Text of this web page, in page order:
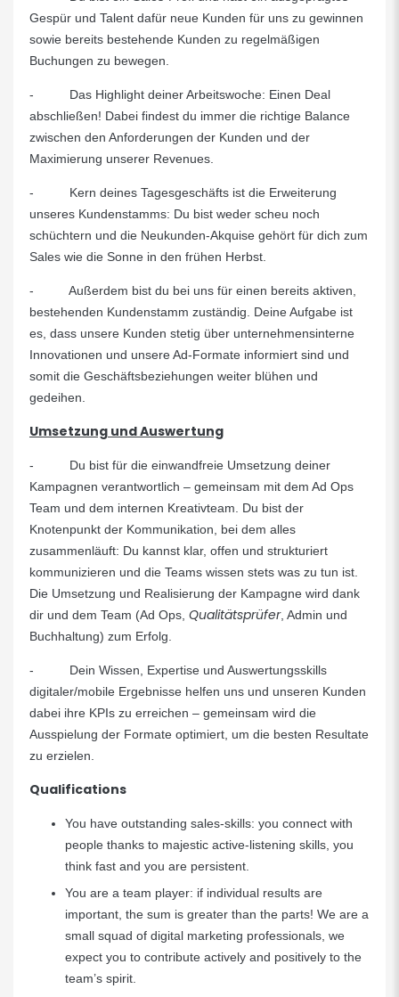
Gespür und Talent dafür neue Kunden für uns zu gewinnen
sowie bereits bestehende Kunden zu regelmäßigen
Buchungen zu bewegen.
- Das Highlight deiner Arbeitswoche: Einen Deal
abschließen! Dabei findest du immer die richtige Balance
zwischen den Anforderungen der Kunden und der
Maximierung unserer Revenues.
- Kern deines Tagesgeschäfts ist die Erweiterung
unseres Kundenstamms: Du bist weder scheu noch
schüchtern und die Neukunden-Akquise gehört für dich zum
Sales wie die Sonne in den frühen Herbst.
- Außerdem bist du bei uns für einen bereits aktiven,
bestehenden Kundenstamm zuständig. Deine Aufgabe ist
es, dass unsere Kunden stetig über unternehmensinterne
Innovationen und unsere Ad-Formate informiert sind und
somit die Geschäftsbeziehungen weiter blühen und
gedeihen.
Umsetzung und Auswertung
- Du bist für die einwandfreie Umsetzung deiner
Kampagnen verantwortlich – gemeinsam mit dem Ad Ops
Team und dem internen Kreativteam. Du bist der
Knotenpunkt der Kommunikation, bei dem alles
zusammenläuft: Du kannst klar, offen und strukturiert
kommunizieren und die Teams wissen stets was zu tun ist.
Die Umsetzung und Realisierung der Kampagne wird dank
dir und dem Team (Ad Ops, Qualitätsprüfer, Admin und
Buchhaltung) zum Erfolg.
- Dein Wissen, Expertise und Auswertungsskills
digitaler/mobile Ergebnisse helfen uns und unseren Kunden
dabei ihre KPIs zu erreichen – gemeinsam wird die
Ausspielung der Formate optimiert, um die besten Resultate
zu erzielen.
Qualifications
You have outstanding sales-skills: you connect with
people thanks to majestic active-listening skills, you
think fast and you are persistent.
You are a team player: if individual results are
important, the sum is greater than the parts! We are a
small squad of digital marketing professionals, we
expect you to contribute actively and positively to the
team’s spirit.